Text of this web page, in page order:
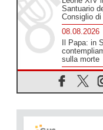
08.08.2026
Leone XIV
Santuario
Consiglio di
08.08.2026
Il Papa: in
sulla morte
08.08.2026
dell'8